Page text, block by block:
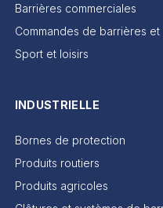
Barrières commerciales
Commandes de barrières
Sport et loisirs
INDUSTRIELLE
Bornes de protection
Produits routiers
Produits agricoles